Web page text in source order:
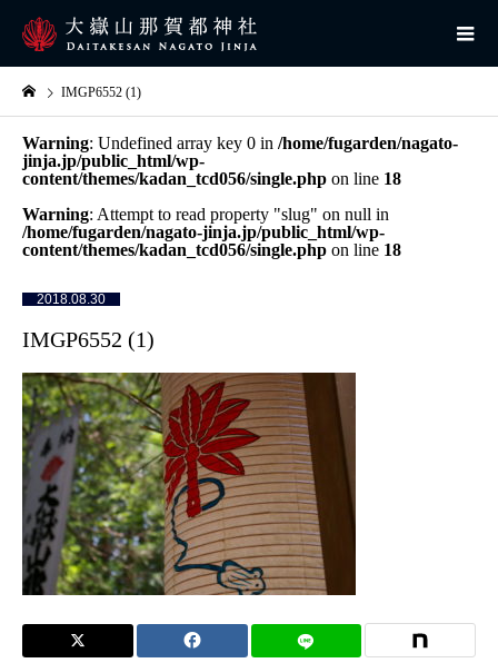
IMGP6552 (1)
Warning: Undefined array key 0 in /home/fugarden/nagato-
jinja.jp/public_html/wp-
content/themes/kadan_tcd056/single.php on line 18
Warning: Attempt to read property "slug" on null in
/home/fugarden/nagato-jinja.jp/public_html/wp-
content/themes/kadan_tcd056/single.php on line 18
2018.08.30
IMGP6552 (1)